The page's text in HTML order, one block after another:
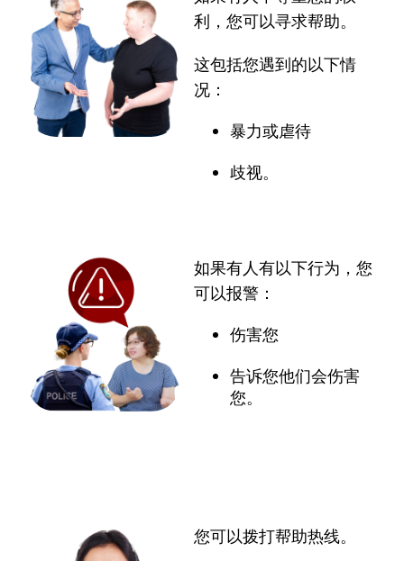
利，您可以寻求帮助。
这包括您遇到的以下情
况：
暴力或虐待
歧视。
如果有人有以下行为，您
可以报警：
伤害您
告诉您他们会伤害
您。
您可以拨打帮助热线。